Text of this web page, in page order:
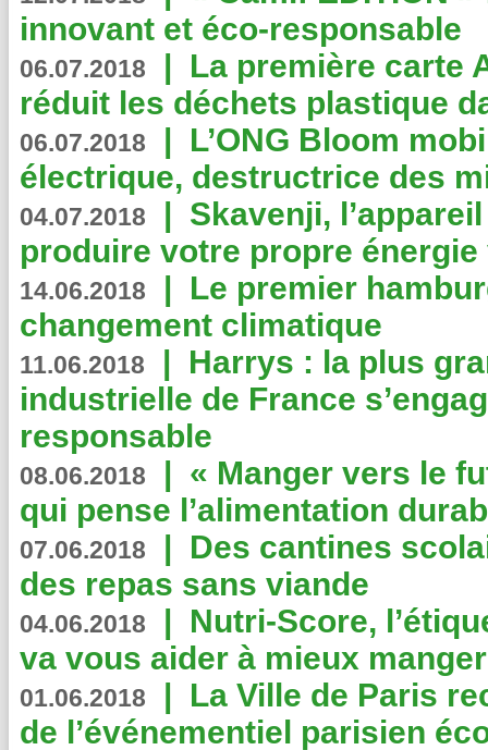
innovant et éco-responsable
06.07.2018 | La première carte
réduit les déchets plastique
06.07.2018 | L’ONG Bloom
électrique, destructrice des
04.07.2018 | Skavenji,
produire votre propre
14.06.2018 | Le premier
changement climatique
11.06.2018 | Harrys : la plus
industrielle de France
responsable
08.06.2018 | « Manger vers le
qui pense l’alimentation
07.06.2018 | Des cantines
des repas sans viande
04.06.2018 | Nutri-Score,
va vous aider à mieux
01.06.2018 | La Ville de Paris
de l’événementiel parisien